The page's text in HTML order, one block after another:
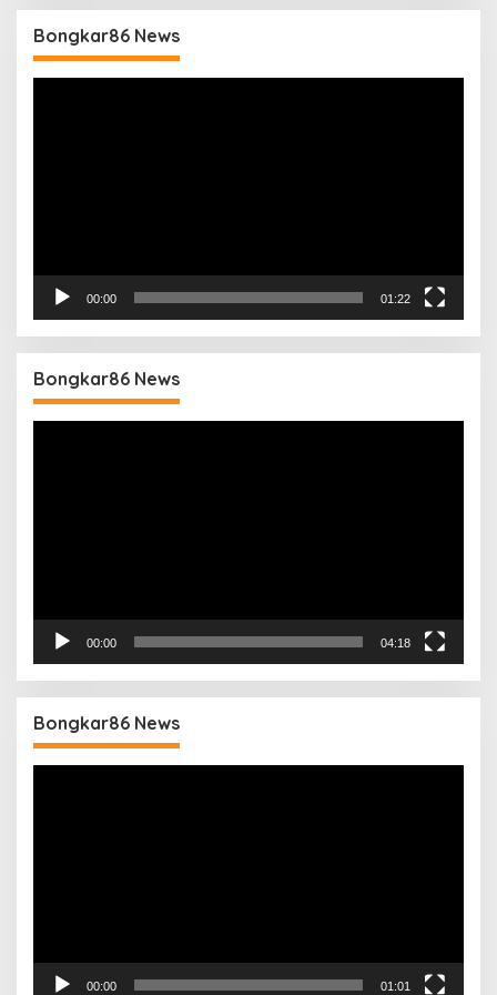
Bongkar86 News
00:00 01:22
Bongkar86 News
00:00 04:18
Bongkar86 News
00:00 01:01